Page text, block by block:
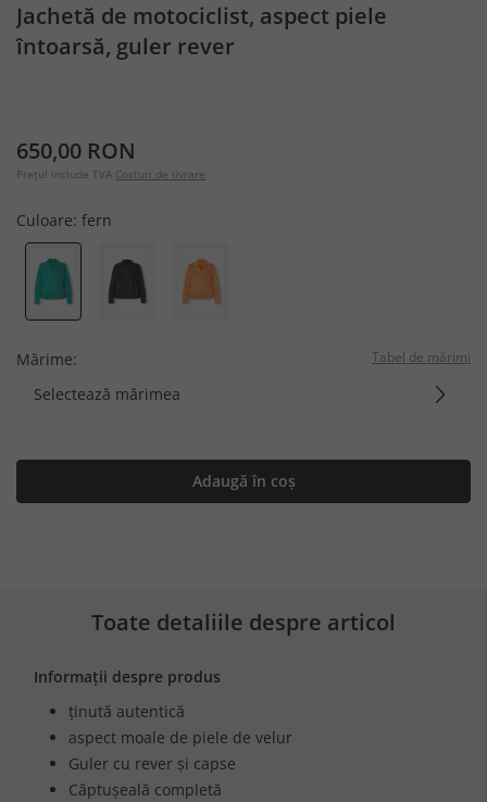
Jachetă de motociclist, aspect piele
întoarsă, guler rever
650,00 RON
Prețul include TVA Costuri de livrare
Culoare: fern
Mărime: Tabel de mărimi
Selectează mărimea
Adaugă în coș
Toate detaliile despre articol
Informații despre produs
ținută autentică
aspect moale de piele de velur
Guler cu rever și capse
Căptușeală completă